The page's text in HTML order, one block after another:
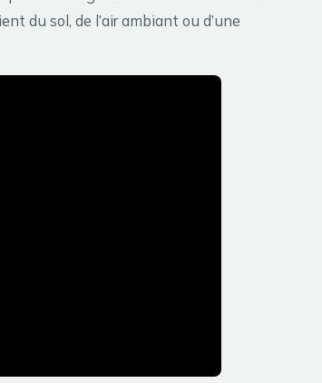
du sol, de l’air ambiant ou d’une